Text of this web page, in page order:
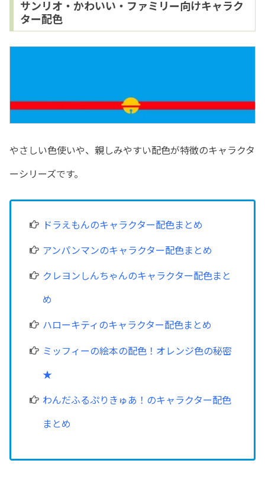
サンリオ・かわいい・ファミリー向けキャラク
ター配色
やさしい色使いや、親しみやすい配色が特徴のキャラクタ
ーシリーズです。
ドラえもんのキャラクター配色まとめ
アンパンマンのキャラクター配色まとめ
クレヨンしんちゃんのキャラクター配色まと
め
ハローキティのキャラクター配色まとめ
ミッフィーの絵本の配色！オレンジ色の秘密
★
わんだふるぷりきゅあ！のキャラクター配色
まとめ